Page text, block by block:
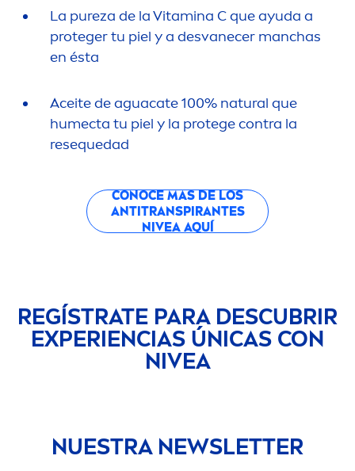
La pureza de laVitamina C que ayuda a
proteger tu piel y a desvanecer manchas
en ésta
Aceite de aguacate 100% natural que
humecta tu piel y la protege contra la
resequedad
CONOCE MÁS DE LOS
ANTITRANSPIRANTES
NIVEAAQUÍ
REGÍSTRATE PARA DESCUBRIR
EXPERIENCIAS ÚNICAS CON
NIVEA
NUESTRA NEWSLETTER